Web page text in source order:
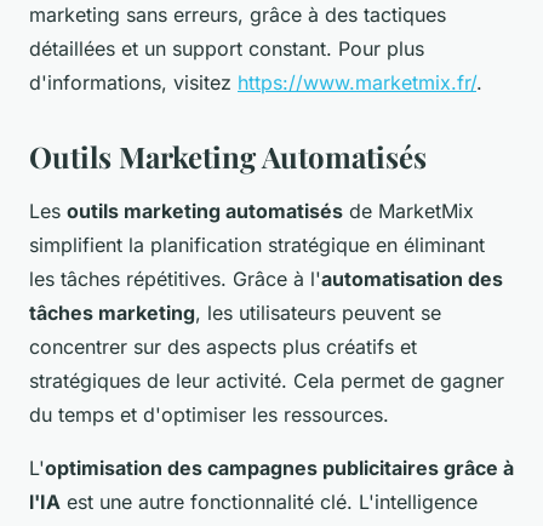
marketing sans erreurs, grâce à des tactiques
détaillées et un support constant. Pour plus
d'informations, visitez https://www.marketmix.fr/.
Outils Marketing Automatisés
Les outils marketing automatisés de MarketMix
simplifient la planification stratégique en éliminant
les tâches répétitives. Grâce à l'automatisation des
tâches marketing, les utilisateurs peuvent se
concentrer sur des aspects plus créatifs et
stratégiques de leur activité. Cela permet de gagner
du temps et d'optimiser les ressources.
L'optimisation des campagnes publicitaires grâce à
l'IA est une autre fonctionnalité clé. L'intelligence